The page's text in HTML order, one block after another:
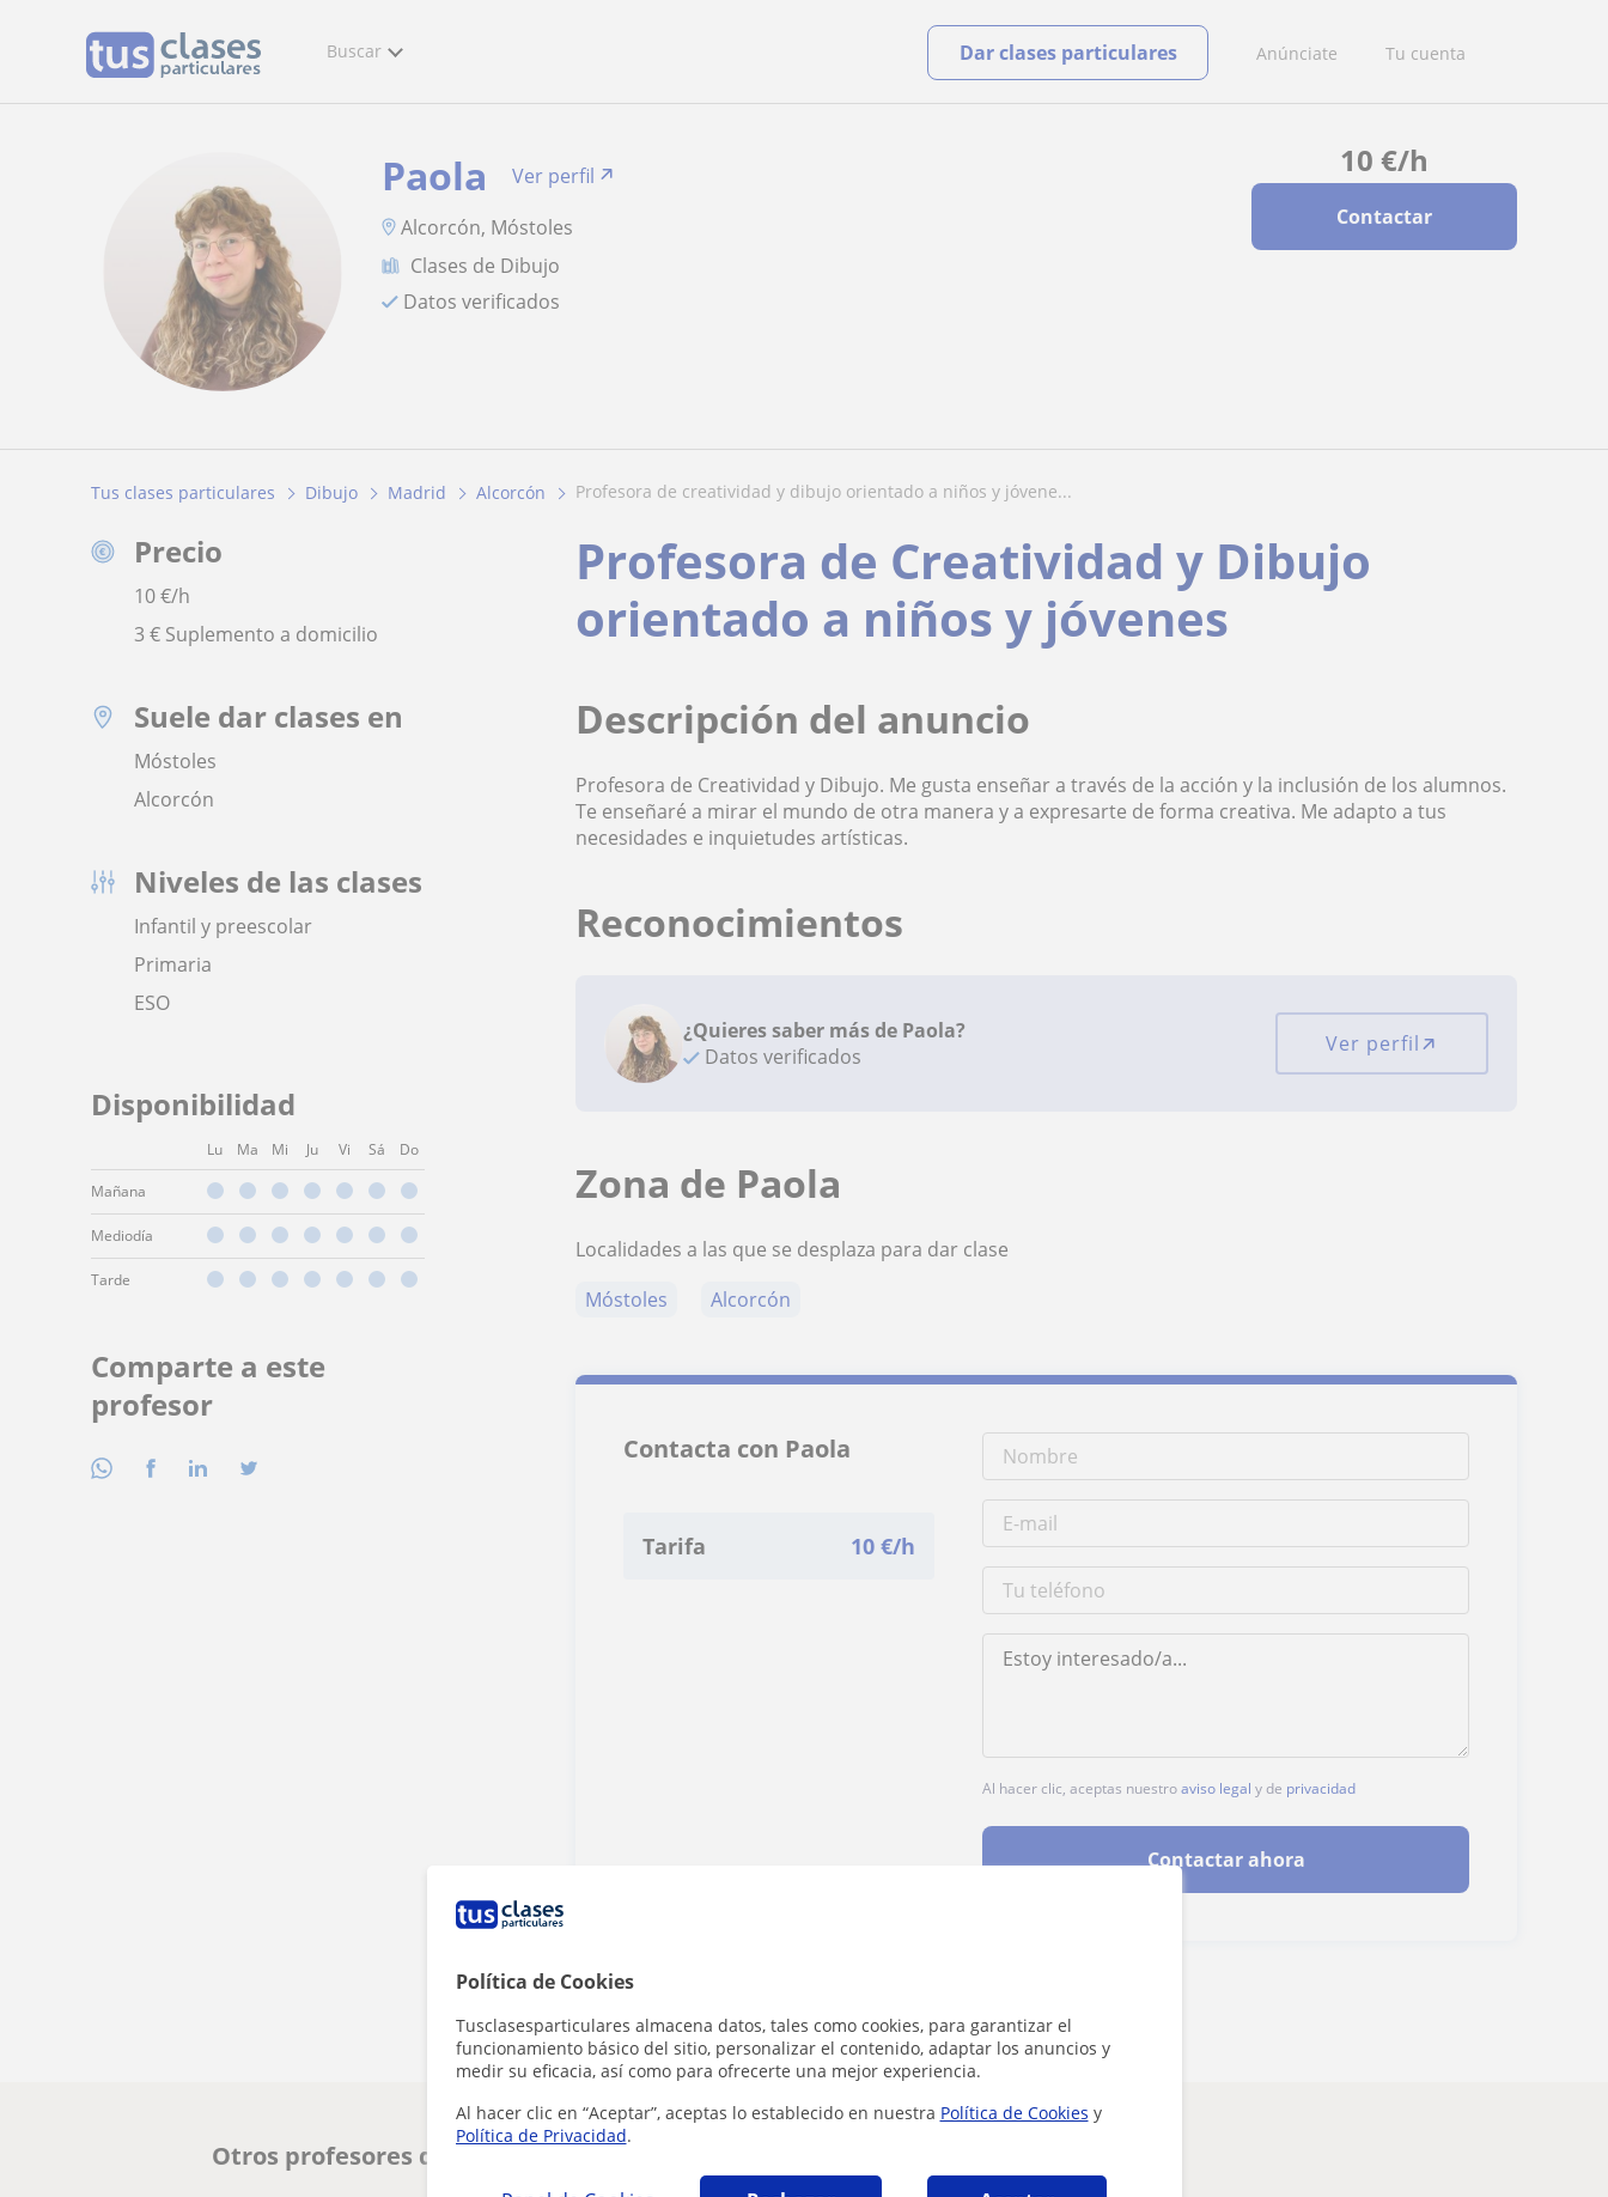
Política de Cookies
Tusclasesparticulares almacena datos, tales como cookies, para garantizar el
funcionamiento básico del sitio, personalizar el contenido, adaptar los anuncios y
medir su eficacia, así como para ofrecerte una mejor experiencia.
Al hacer clic en “Aceptar”, aceptas lo establecido en nuestra Política de Cookies y
Política de Privacidad.
Buscar Anúnciate Tu cuenta
Dar clases particulares
10 €/h
Contactar
Paola
Ver perfil
Alcorcón, Móstoles
Clases de Dibujo
Datos verificados
Tus clases particulares Dibujo Madrid Alcorcón profesora de creatividad y dibujo orientado a niños y jóvene...
Precio
10€/h
3 € Suplemento a domicilio
Suele dar clases en
Móstoles
Alcorcón
Niveles de las clases
Infantil y preescolar
Primaria
ESO
Disponibilidad
Lu Ma Mi Ju Vi Sá Do
Mañana
Mediodía
Tarde
Comparte a este
profesor
Profesora de Creatividad y Dibujo
orientado a niños y jóvenes
Descripción del anuncio
Profesora de Creatividad y Dibujo. Me gusta enseñar a través de la acción y la inclusión de los alumnos.
Te enseñaré a mirar el mundo de otra manera y a expresarte de forma creativa. Me adapto a tus
necesidades e inquietudes artísticas.
Reconocimientos
¿Quieres saber más de Paola?
Datos verificados
Ver perfil
Zona de Paola
Localidades a las que se desplaza para dar clase
Móstoles
Alcorcón
Contacta con Paola
Tarifa 10 €/h
Al hacer clic, aceptas nuestroaviso legal y de privacidad
Contactar ahora
¿Hay algún error en este perfil?
Otros profesores de Dibujo en Alcorcón que pueden interesarte